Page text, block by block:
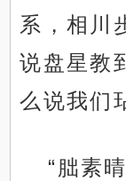
系，相川
说盘星教
么说我们
“朏素